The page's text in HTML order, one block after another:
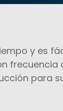
y es
frecuencia
para